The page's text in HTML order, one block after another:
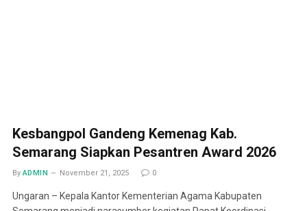
Kesbangpol Gandeng Kemenag Kab.
Semarang Siapkan Pesantren Award 2026
By ADMIN November 21, 2025 0
Ungaran – Kepala Kantor Kementerian Agama Kabupaten